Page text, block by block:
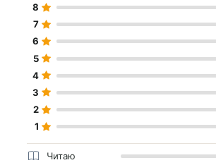
8
7
6
5
4
3
2
1
Читаю